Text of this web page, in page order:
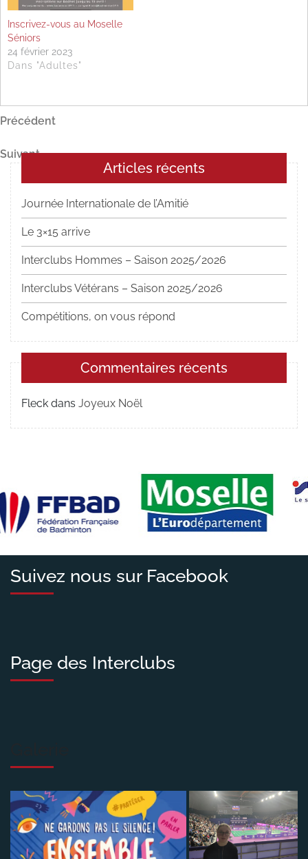
Inscrivez-vous au Moselle
Séniors
24 février 2023
Dans "Adultes"
Navigation
de
l’article
Article
Précédent
Article
suivant
Suivant
Articles récents
Journée Internationale de l’Amitié
Le 3×15 arrive
Interclubs Hommes – Saison 2025/2026
Interclubs Vétérans – Saison 2025/2026
Compétitions, on vous répond
Commentaires récents
Fleck dans Joyeux Noël
Suivez nous sur Facebook
Page des Interclubs